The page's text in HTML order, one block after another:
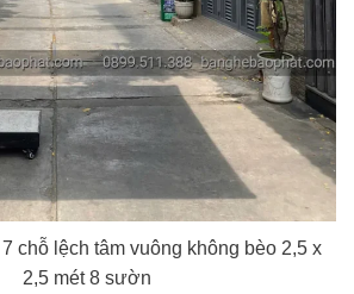
chỗ lệch tâm vuông không bèo 2,5 x
2,5 mét 8 sườn